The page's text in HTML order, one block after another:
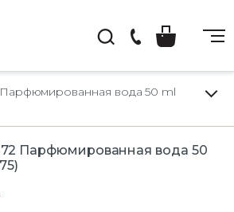
66-
22
Парфюмированная вода 50 ml
Парфюмированная вода 50